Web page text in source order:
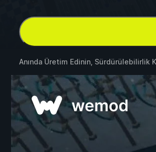
Anında Üretim Edinin, Sürdürülebilirlik